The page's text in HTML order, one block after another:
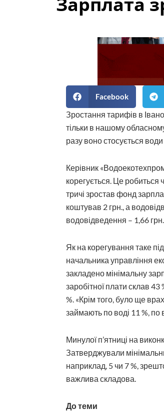
Facebook
Зростання тарифів в
тільки в нашому
разу воно стосується
Керівник
корегується. Це робиться
тричі зростав фонд
коштував 2 грн., а
водовідведення – 1,66 грн.
Як на корегування таке
начальника управління
закладено мінімальну
заробітної плати склав
%. «Крім того, було ще
займають по воді 11 %, по
Минулої п’ятниці на
Затверджували
наприклад, 5 чи 7 %,
важлива складова.
До теми